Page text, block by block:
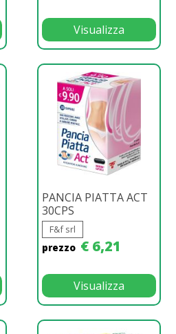
Visualizza
PANCIA PIATTA ACT
30CPS
F&f srl
prezzo € 6,21
Visualizza